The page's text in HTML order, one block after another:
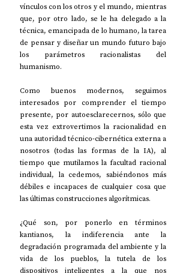
vínculos con los otros y el mundo, mientras
que, por otro lado, se le ha delegado a la
técnica, emancipada de lo humano, la tarea
de pensar y diseñar un mundo futuro bajo
los parámetros racionalistas del
humanismo.
Como buenos modernos, seguimos
interesados por comprender el tiempo
presente, por autoesclarecernos, sólo que
esta vez extrovertimos la racionalidad en
una autoridad técnico-cibernética externa a
nosotros (todas las formas de la IA), al
tiempo que mutilamos la facultad racional
individual, la cedemos, sabiéndonos más
débiles e incapaces de cualquier cosa que
las últimas construcciones algorítmicas.
¿Qué son, por ponerlo en términos
kantianos, la indiferencia ante la
degradación programada del ambiente y la
vida de los pueblos, la tutela de los
dispositivos inteligentes a la que nos